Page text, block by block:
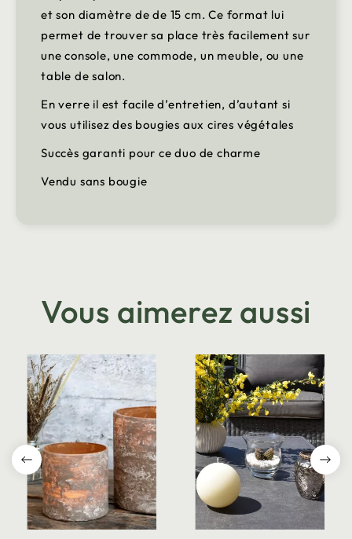
et son diamètre de de 15 cm. Ce format lui
permet de trouver sa place très facilement sur
une console, une commode, un meuble, ou une
table de salon.
En verre il est facile d’entretien, d’autant si
vous utilisez des bougies aux cires végétales
Succès garanti pour ce duo de charme
Vendu sans bougie
Vous aimerez aussi